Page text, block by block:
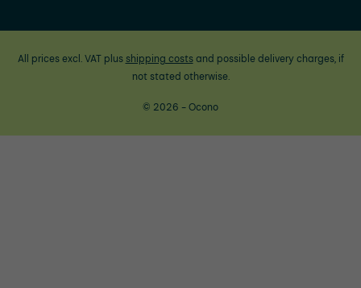
All prices excl. VAT plus shipping costsand possible delivery charges, if
not stated otherwise.
© 2026 - Ocono